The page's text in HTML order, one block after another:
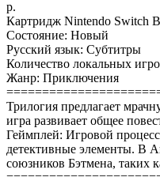
р.
Картридж Nintendo Switch
Состояние: Новый
Русский язык: Субтитры
Количество локальных
Жанр: Приключения
Трилогия предлагает
игра развивает общее
Геймплей: Игровой
детективные элементы. В
союзников Бэтмена,